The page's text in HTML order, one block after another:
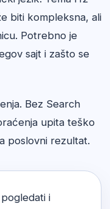
biti kompleksna, ali
Potrebno je
sajt i zašto se
Bez Search
upita teško
poslovni rezultat.
i